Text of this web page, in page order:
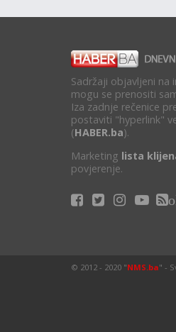
Sadržaji objavljeni na
mogu se prenositi
Iza zadnje rečenice
postaviti "hyperlink"
(HABER.ba).
Marketing lista
povjerenje.
© 2012 - 2020 "NMS.ba" -